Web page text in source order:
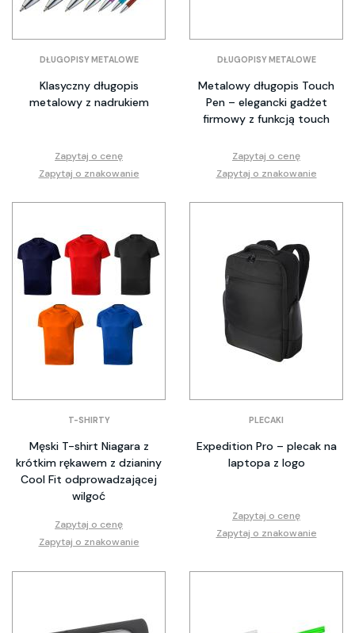
DŁUGOPISY METALOWE
Klasyczny długopis
metalowy z nadrukiem
Zapytaj o cenę
Zapytaj o znakowanie
DŁUGOPISY METALOWE
Metalowy długopis Touch
Pen – elegancki gadżet
firmowy z funkcją touch
Zapytaj o cenę
Zapytaj o znakowanie
T-SHIRTY
Męski T-shirt Niagara z
krótkim rękawem z dzianiny
Cool Fit odprowadzającej
wilgoć
Zapytaj o cenę
Zapytaj o znakowanie
PLECAKI
Expedition Pro – plecak na
laptopa z logo
Zapytaj o cenę
Zapytaj o znakowanie